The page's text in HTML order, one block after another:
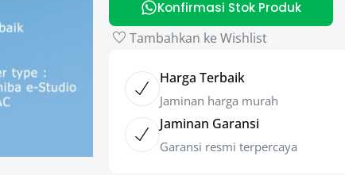
Konfirmasi Stok Produk
Tambahkan ke Wishlist
Harga Terbaik
Jaminan harga murah
Jaminan Garansi
Garansi resmi terpercaya